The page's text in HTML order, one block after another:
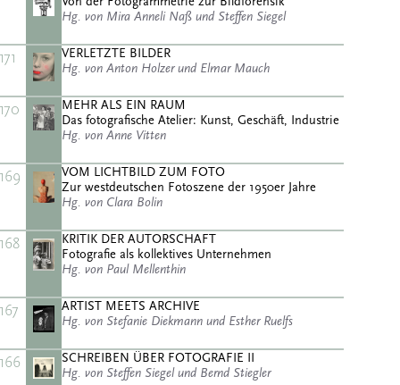
Hg. von Mira Anneli Naß und Steffen Siegel
171
VERLETZTE BILDER
Hg. von Anton Holzer und Elmar Mauch
170
MEHR ALS EIN RAUM
Das fotografische Atelier: Kunst, Geschäft, Industrie
Hg. von Anne Vitten
169
VOM LICHTBILD ZUM FOTO
Zur westdeutschen Fotoszene der 1950er Jahre
Hg. von Clara Bolin
168
KRITIK DER AUTORSCHAFT
Fotografie als kollektives Unternehmen
Hg. von Paul Mellenthin
167
ARTIST MEETS ARCHIVE
Hg. von Stefanie Diekmann und Esther Ruelfs
166
SCHREIBEN ÜBER FOTOGRAFIE II
Hg. von Steffen Siegel und Bernd Stiegler